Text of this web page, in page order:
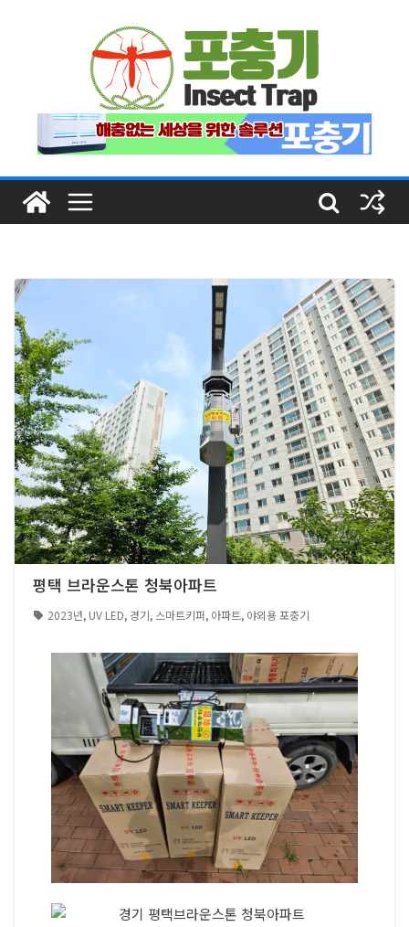
평택 브라운스톤 청북아파트
2023년, UV LED, 경기, 스마트키퍼, 아파트, 야외용 포충기